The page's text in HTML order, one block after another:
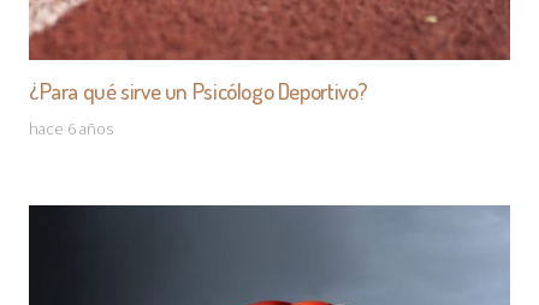
¿Para qué sirve un Psicólogo Deportivo?
hace 6 años